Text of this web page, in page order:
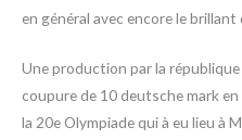
en général avec encore le
Une production par la république
coupure de 10 deutsche mark
la 20e Olympiade qui à eu lieu à